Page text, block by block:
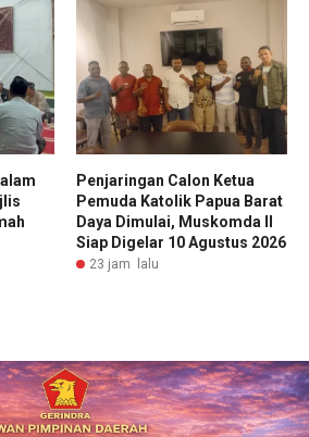
Penjaringan Calon Ketua
Pemuda Katolik Papua Barat
Daya Dimulai, Muskomda II
Siap Digelar 10 Agustus 2026
23 jam lalu